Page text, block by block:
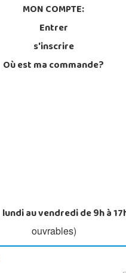
MON COMPTE:
Entrer
s'inscrire
Où est ma commande?
lundi au vendredi de 9h à
ouvrables)